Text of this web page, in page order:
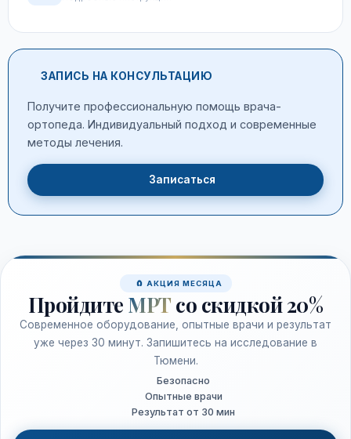
ЗАПИСЬ НА КОНСУЛЬТАЦИЮ
Получите профессиональную помощь врача-
ортопеда. Индивидуальный подход и современные
методы лечения.
Записаться
🧲 АКЦИЯ МЕСЯЦА
Пройдите МРТ со скидкой 20%
Современное оборудование, опытные врачи и результат
уже через 30 минут. Запишитесь на исследование в
Тюмени.
Безопасно
Опытные врачи
Результат от 30 мин